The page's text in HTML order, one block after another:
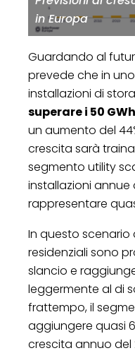
in Europa
Guardando al
prevede che in
installazioni di
superare i 50
un aumento del
crescita sarà
segmento utility
installazioni
rappresentare
In questo scenario
residenziali sono
slancio e
leggermente al di
frattempo, il
aggiungere quasi
crescita annuo del